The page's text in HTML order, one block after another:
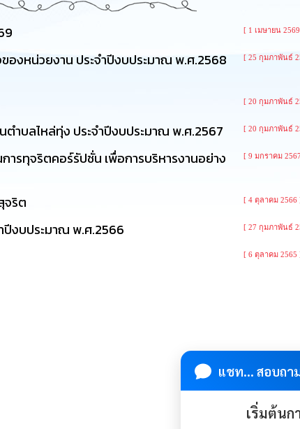
[ 1 เมษายน
องหน่วยงาน ประจำปีงบประมาณ พ.ศ.2568
[ 25 กุมภาพันธ์
[ 20 กุมภาพันธ์
ตำบลไหล่ทุ่ง ประจำปีงบประมาณ พ.ศ.2567 [ 20 กุมภาพันธ์
ารทุจริตคอร์รัปชั่น เพื่อการบริหารงานอย่าง
[ 9 มกราคม
จริต [ 4 ตุลาคม 2566
ปีงบประมาณ พ.ศ.2566 [ 27 กุมภาพันธ์
[ 6 ตุลาคม 2565
แชท... สอบถา
เริ่มต้น